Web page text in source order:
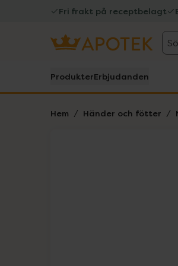
Fri frakt på receptbelagt
ProdukterErbjudanden
Hem Händer och fötter